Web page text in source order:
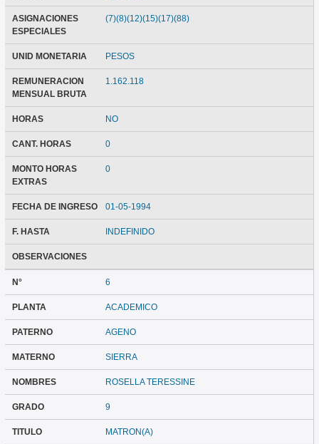
ASIGNACIONES
ESPECIALES
(7)(8)(12)(15)(17)(88)
UNID MONETARIA PESOS
REMUNERACION
MENSUAL BRUTA
1.162.118
HORAS NO
CANT. HORAS 0
MONTO HORAS
EXTRAS
0
FECHA DE INGRESO 01-05-1994
F. HASTA INDEFINIDO
OBSERVACIONES
N° 6
PLANTA ACADEMICO
PATERNO AGENO
MATERNO SIERRA
NOMBRES ROSELLA TERESSINE
GRADO 9
TITULO MATRON(A)